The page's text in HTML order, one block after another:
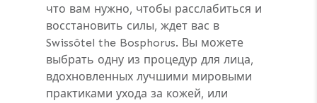
что вам нужно, чтобы расслабиться и
восстановить силы, ждет вас в
Swissôtel the Bosphorus. Вы можете
выбрать одну из процедур для лица,
вдохновленных лучшими мировыми
практиками ухода за кожей, или